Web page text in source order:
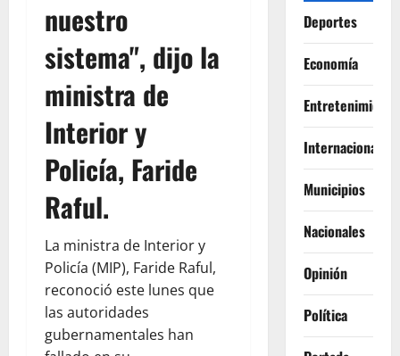
nuestro
sistema", dijo la
ministra de
Interior y
Policía, Faride
Raful.
La ministra de Interior y
Policía (MIP), Faride Raful,
reconoció este lunes que
las autoridades
gubernamentales han
Deportes
Economía
Entretenimiento
Internacionales
Municipios
Nacionales
Opinión
Política